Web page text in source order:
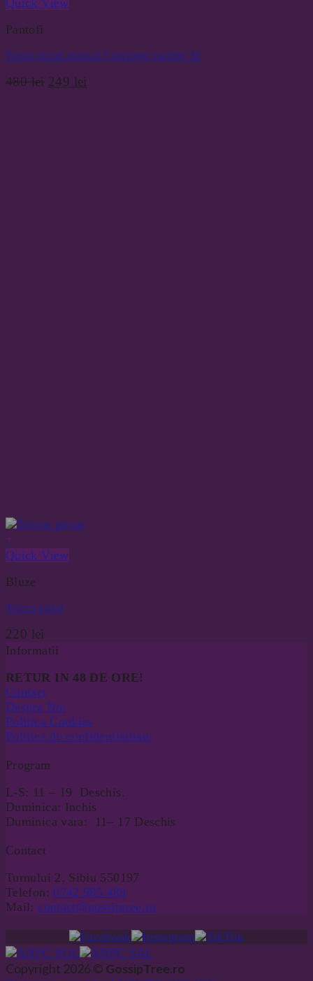
Pantofi
Tenisi pictati manual Curcubeu marime 38
480lei Prețul
249 lei
Quick View
Bluze
Tricou pictat
220 lei
Informatii
RETUR IN 48 DE ORE!
Contact
Despre Noi
Politica Cookies
Politica de confidentialitate
Program
L-S: 11 – 19 Deschis.
Duminica: Inchis
Duminica vara: 11– 17 Deschis
Contact
Turnului 2, Sibiu 550197
Telefon: 0742 985 489
Mail: contact@gossiptree.ro
Copyright 2026 © GossipTree.ro